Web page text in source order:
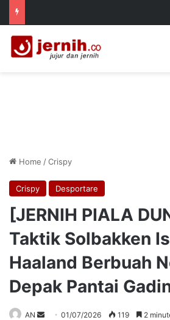
Home /Crispy
Crispy Desportare
[JERNIH PIALA
Taktik Solbakken
Haaland Berbuah
Depak Pantai
AN
Send01/07/2026 119 2